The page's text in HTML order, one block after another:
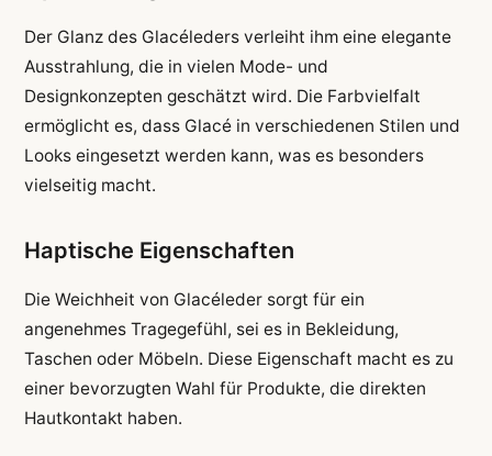
Der Glanz des Glacéleders verleiht ihm eine elegante
Ausstrahlung, die in vielen Mode- und
Designkonzepten geschätzt wird. Die Farbvielfalt
ermöglicht es, dass Glacé in verschiedenen Stilen und
Looks eingesetzt werden kann, was es besonders
vielseitig macht.
Haptische Eigenschaften
Die Weichheit von Glacéleder sorgt für ein
angenehmes Tragegefühl, sei es in Bekleidung,
Taschen oder Möbeln. Diese Eigenschaft macht es zu
einer bevorzugten Wahl für Produkte, die direkten
Hautkontakt haben.